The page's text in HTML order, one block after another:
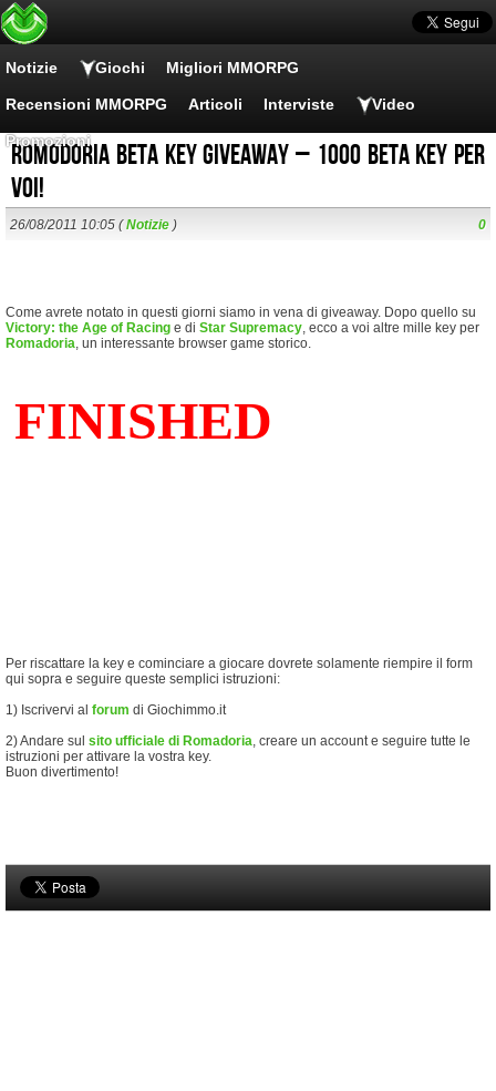
Notizie Giochi Migliori MMORPG
Recensioni MMORPG Articoli Interviste Video
Promozioni
Romodoria Beta key giveaway – 1000 beta key per
voi!
26/08/2011 10:05 (Notizie ) 0
Come avrete notato in questi giorni siamo in vena di giveaway. Dopo quello su
Victory: the Age of Racing e di Star Supremacy, ecco a voi altre mille key per
Romadoria, un interessante browser game storico.
Per riscattare la key e cominciare a giocare dovrete solamente riempire il form
qui sopra e seguire queste semplici istruzioni:
1) Iscrivervi al forum di Giochimmo.it
2) Andare sul sito ufficiale di Romadoria, creare un account e seguire tutte le
istruzioni per attivare la vostra key.
Buon divertimento!